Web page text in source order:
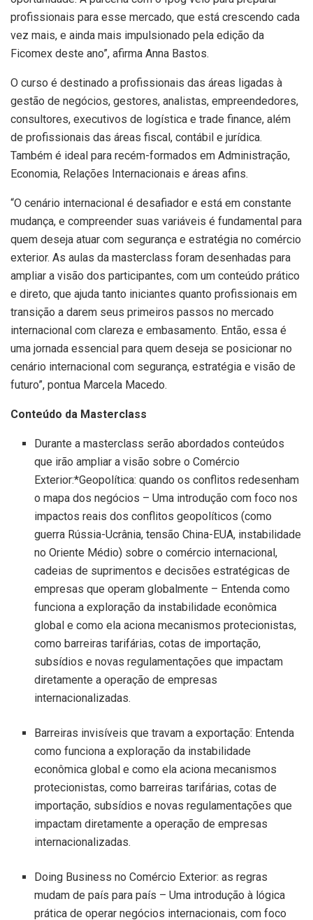
profissionais para esse mercado, que está crescendo cada
vez mais, e ainda mais impulsionado pela edição da
Ficomex deste ano”, afirma Anna Bastos.
O curso é destinado a profissionais das áreas ligadas à
gestão de negócios, gestores, analistas, empreendedores,
consultores, executivos de logística e trade finance, além
de profissionais das áreas fiscal, contábil e jurídica.
Também é ideal para recém-formados em Administração,
Economia, Relações Internacionais e áreas afins.
“O cenário internacional é desafiador e está em constante
mudança, e compreender suas variáveis é fundamental para
quem deseja atuar com segurança e estratégia no comércio
exterior. As aulas da masterclass foram desenhadas para
ampliar a visão dos participantes, com um conteúdo prático
e direto, que ajuda tanto iniciantes quanto profissionais em
transição a darem seus primeiros passos no mercado
internacional com clareza e embasamento. Então, essa é
uma jornada essencial para quem deseja se posicionar no
cenário internacional com segurança, estratégia e visão de
futuro”, pontua Marcela Macedo.
Conteúdo da Masterclass
Durante a masterclass serão abordados conteúdos
que irão ampliar a visão sobre o Comércio
Exterior:*Geopolítica: quando os conflitos redesenham
o mapa dos negócios – Uma introdução com foco nos
impactos reais dos conflitos geopolíticos (como
guerra Rússia-Ucrânia, tensão China-EUA, instabilidade
no Oriente Médio) sobre o comércio internacional,
cadeias de suprimentos e decisões estratégicas de
empresas que operam globalmente – Entenda como
funciona a exploração da instabilidade econômica
global e como ela aciona mecanismos protecionistas,
como barreiras tarifárias, cotas de importação,
subsídios e novas regulamentações que impactam
diretamente a operação de empresas
internacionalizadas.
Barreiras invisíveis que travam a exportação: Entenda
como funciona a exploração da instabilidade
econômica global e como ela aciona mecanismos
protecionistas, como barreiras tarifárias, cotas de
importação, subsídios e novas regulamentações que
impactam diretamente a operação de empresas
internacionalizadas.
Doing Business no Comércio Exterior: as regras
mudam de país para país – Uma introdução à lógica
prática de operar negócios internacionais, com foco